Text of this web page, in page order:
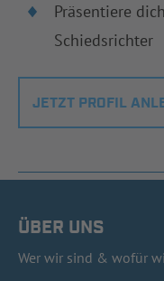
Präsentiere
Schiedsrichter
JETZT PROFIL
ÜBER UNS
Wer wir sind & wofür